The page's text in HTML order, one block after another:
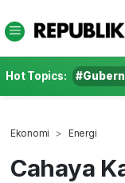
Hot Topics:
Ekonomi Energi
Cahaya